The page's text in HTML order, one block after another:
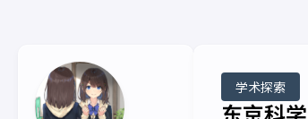
学术探索